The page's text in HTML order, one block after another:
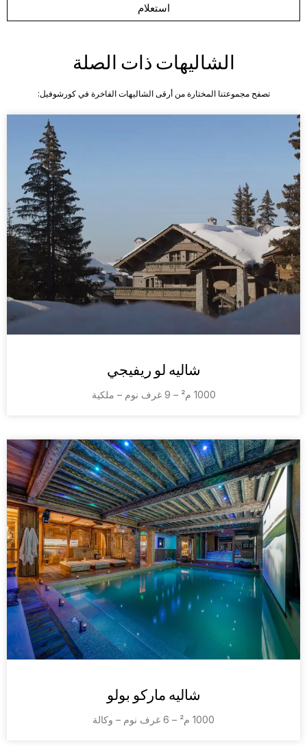
استعلام
الشاليهات ذات الصلة
تصفح مجموعتنا المختارة من أرقى الشاليهات الفاخرة في كورشوفيل:
شاليه لو ريفيجي
1000 م² – 9 غرف نوم – ملكية
شاليه ماركو بولو
1000 م² – 6 غرف نوم – وكالة